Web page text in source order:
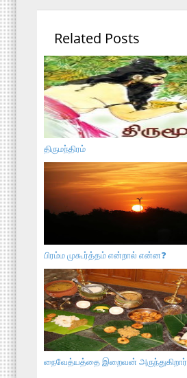
Related Posts
திருமந்திரம்
பிரம்ம முகூர்த்தம் என்றால் என்ன❓
நைவேத்யத்தை இறைவன் அருந்துகிறார்